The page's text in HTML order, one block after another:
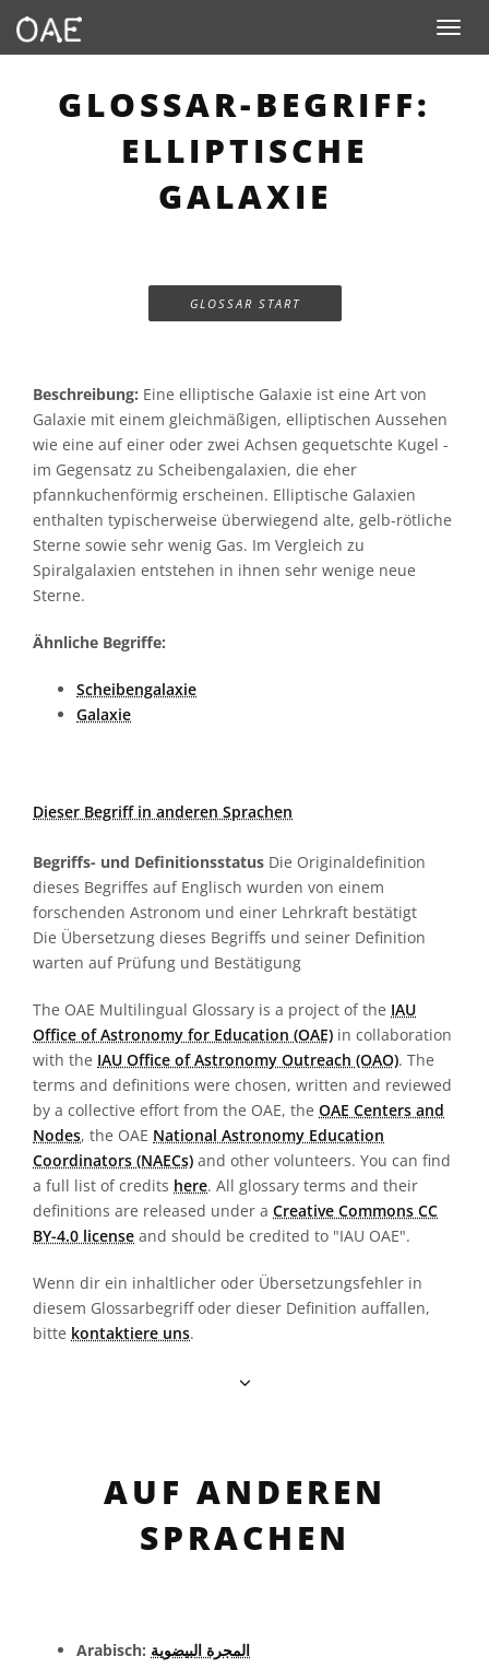
Toggle
GLOSSAR-BEGRIFF:
ELLIPTISCHE
GALAXIE
GLOSSAR START
Beschreibung: Eine elliptische Galaxie ist eine Art von
Galaxie mit einem gleichmäßigen, elliptischen Aussehen
wie eine auf einer oder zwei Achsen gequetschte Kugel -
im Gegensatz zu Scheibengalaxien, die eher
pfannkuchenförmig erscheinen. Elliptische Galaxien
enthalten typischerweise überwiegend alte, gelb-rötliche
Sterne sowie sehr wenig Gas. Im Vergleich zu
Spiralgalaxien entstehen in ihnen sehr wenige neue
Sterne.
Ähnliche Begriffe:
Scheibengalaxie
Galaxie
Dieser Begriff in anderen Sprachen
Begriffs- und Definitionsstatus Die Originaldefinition
dieses Begriffes auf Englisch wurden von einem
forschenden Astronom und einer Lehrkraft bestätigt
Die Übersetzung dieses Begriffs und seiner Definition
warten auf Prüfung und Bestätigung
The OAE Multilingual Glossary is a project of the IAU
Office of Astronomy for Education (OAE) in collaboration
with the IAU Office of Astronomy Outreach (OAO). The
terms and definitions were chosen, written and reviewed
by a collective effort from the OAE, the OAE Centers and
Nodes, the OAE National Astronomy Education
Coordinators (NAECs) and other volunteers. You can find
a full list of credits here. All glossary terms and their
definitions are released under a Creative Commons CC
BY-4.0 license and should be credited to "IAU OAE".
Wenn dir ein inhaltlicher oder Übersetzungsfehler in
diesem Glossarbegriff oder dieser Definition auffallen,
bitte kontaktiere uns.
AUF ANDEREN
SPRACHEN
Arabisch: المجرة البيضوية